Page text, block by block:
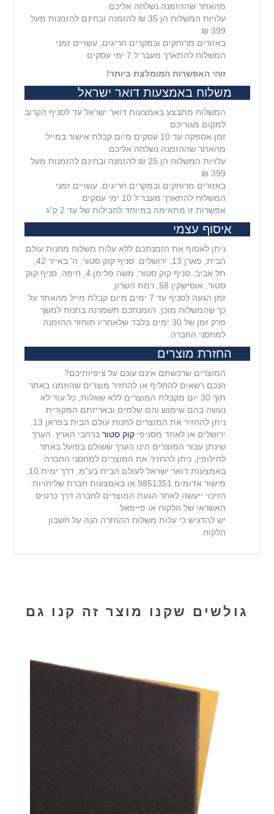
מהאתר שההזמנה נשלחה אליכם
עלויות המשלוח הן 35 ₪ להזמנה ובחינם להזמנות מעל
399 ₪
באזורים מרוחקים ובמקרים חריגים, עשויים זמני
המשלוח להתארך מעבר ל 7 ימי עסקים
זוהי האפשרות המומלצת ביותר!
משלוח באמצעות דואר ישראל
המשלוח מתבצע באמצעות דואר ישראל עד לסניף הקרוב
למקום מגוריכם
זמן אספקה עד 10 עסקים מיום קבלת אישור במייל
מהאתר שההזמנה נשלחה אליכם
עלויות המשלוח הן 25 ₪ להזמנה ובחינם להזמנות מעל
399 ₪
באזורים מרוחקים ובמקרים חריגים, עשויים זמני
המשלוח להתארך מעבר ל 10 ימי עסקים
אפשרות זו מתאימה במיוחד לחבילות של עד 2 ק"ג
איסוף עצמי
ניתן לאסוף את הזמנתכם ללא עלות משלוח מחנות עולם
תל אביב. סניף קוק סטור, משה פלימן 4, חיפה. סניף קוק
סטור, אוסישקין 58, רמת השרון.
זמן הגעה לסניף עד 7 ימים מיום קבלת מייל מהאתר על
כך שהמשלוח מוכן. הזמנתכם תשמרנה בחנות למשך
פרק זמן של 30 ימים בלבד שלאחריו תוחזר ההזמנה
למחסני החברה.
החזרת מוצרים
המוצרים שרכשתם אינם עונם על ציפיותיכם?
הנכם רשאים להחליף או להחזיר מוצרים שהוזמנו באתר
תוך 30 יום מקבלת המוצרים ללא שאלות, כל עוד לא
נעשה בהם שימוש והם שלמים ובאריזתם המקורית.
ירושלים או לאחד מסניפיקוק סטור ברחבי הארץ. הערך
שינתן עבור המוצרים הינו הערך ששולם בפועל באתר.
לחילופין, ניתן להחזיר את המוצרים למחסני החברה
מישור אדומים 9851351 או באמצעות חברת שליחויות.
הזיכוי ייעשה לאחר הגעת המוצרים לחברה דרך כרטיס
האשראי של הלקוח או פייפאל.
יש להדגיש כי עלות משלוח ההחזרה הנה על חשבון
הלקוח.
גולשים שקנו מוצר זה קנו גם